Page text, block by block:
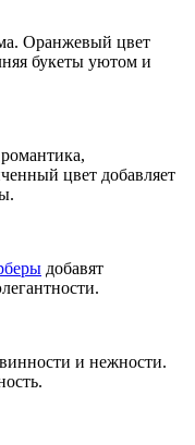
Оранжевый цвет
букеты уютом и
цвет добавляет
добавят
и нежности.